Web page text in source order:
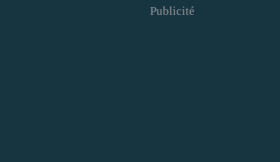
Publicité